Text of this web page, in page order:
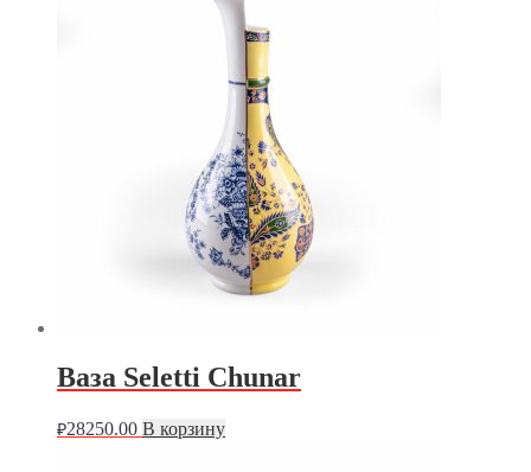
Ваза Seletti Chunar
₽28250.00 В корзину